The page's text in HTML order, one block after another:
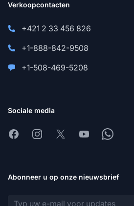
Verkoopcontacten
+421 2 33 456 826
+1-888-842-9508
+1-508-469-5208
Sociale media
FacebookInstagram
X YoutubeWhatsapp
Abonneer u op onze nieuwsbrief
E-mailadres